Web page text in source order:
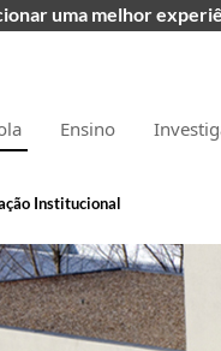
Ensino
Institucional
uma melhor